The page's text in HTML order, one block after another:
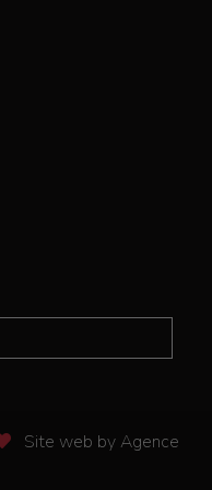
Site web by Agence